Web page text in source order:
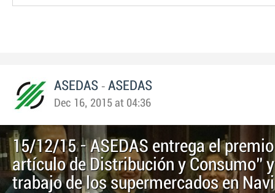
ASEDAS - ASEDAS
Dec 16, 2015 at 04:36
15/12/15 - ASEDAS entrega el
artículo de Distribución y Consumo”
trabajo de los supermercados en